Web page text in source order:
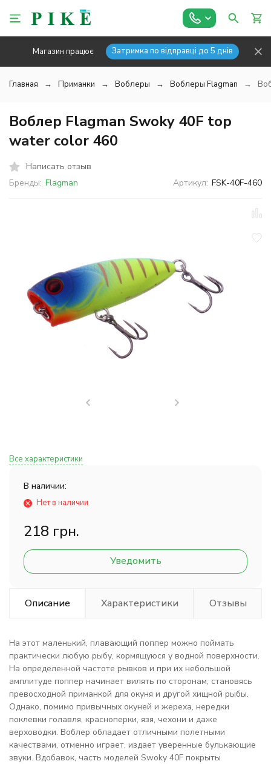
Магазин працює Затримка по відправці до 5 днів
Главная Приманки Воблеры Воблеры Flagman
Воблер Flagman Swoky 40F top
water color 460
Написать отзыв
Бренды: Flagman Артикул: FSK-40F-460
Все характеристики
В наличии:
Нет в наличии
218 грн.
Уведомить
Описание Характеристики Отзывы
На этот маленький, плавающий поппер можно поймать
практически любую рыбу, кормящуюся у водной поверхности.
На определенной частоте рывков и при их небольшой
амплитуде поппер начинает вилять по сторонам, становясь
превосходной приманкой для окуня и другой хищной рыбы.
Однако, помимо привычных окуней и жереха, нередки
поклевки голавля, красноперки, язя, чехони и даже
верховодки. Воблер обладает отличными полетными
качествами, отменно играет, издает уверенные булькающие
звуки. Вдобавок, часть моделей Swoky 40F покрыты